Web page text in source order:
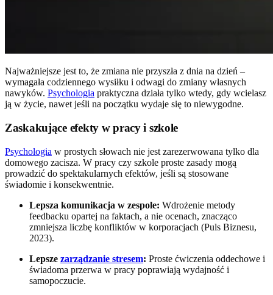
Najważniejsze jest to, że zmiana nie przyszła z dnia na dzień –
wymagała codziennego wysiłku i odwagi do zmiany własnych
nawyków. Psychologia praktyczna działa tylko wtedy, gdy wcielasz
ją w życie, nawet jeśli na początku wydaje się to niewygodne.
Zaskakujące efekty w pracy i szkole
Psychologia w prostych słowach nie jest zarezerwowana tylko dla
domowego zacisza. W pracy czy szkole proste zasady mogą
prowadzić do spektakularnych efektów, jeśli są stosowane
świadomie i konsekwentnie.
Lepsza komunikacja w zespole: Wdrożenie metody
feedbacku opartej na faktach, a nie ocenach, znacząco
zmniejsza liczbę konfliktów w korporacjach (Puls Biznesu,
2023).
Lepsze zarządzanie stresem: Proste ćwiczenia oddechowe i
świadoma przerwa w pracy poprawiają wydajność i
samopoczucie.